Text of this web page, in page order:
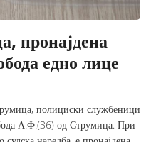
пронајдена
едно лице
полициски службеници
А.Ф.(36) од Струмица. При